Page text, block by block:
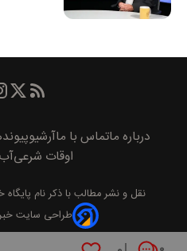
درباره ماتماس با ماآرشیو
اوقات شرعی
نقل و نشر مطالب با ذکر نام پايگاه
طراحی سایت